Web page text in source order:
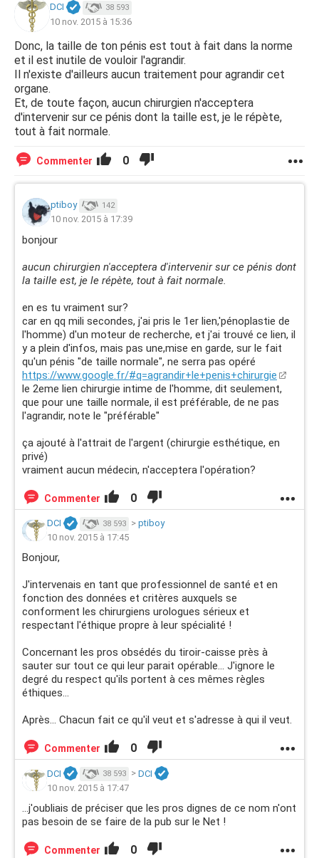
DCI 38 593
10 nov. 2015 à 15:36
Donc, la taille de ton pénis est tout à fait dans la norme
et il est inutile de vouloir l'agrandir.
Il n'existe d'ailleurs aucun traitement pour agrandir cet
organe.
Et, de toute façon, aucun chirurgien n'acceptera
d'intervenir sur ce pénis dont la taille est, je le répète,
tout à fait normale.
Commenter 0
ptiboy 142
10 nov. 2015 à 17:39
bonjour
aucun chirurgien n'acceptera d'intervenir sur ce pénis dont
la taille est, je le répète, tout à fait normale.
en es tu vraiment sur?
car en qq mili secondes, j'ai pris le 1er lien,'pénoplastie de
l'homme) d'un moteur de recherche, et j'ai trouvé ce lien, il
y a plein d'infos, mais pas une,mise en garde, sur le fait
qu'un pénis "de taille normale", ne serra pas opéré
https://www.google.fr/#q=agrandir+le+penis+chirurgie
le 2eme lien chirurgie intime de l'homme, dit seulement,
que pour une taille normale, il est préférable, de ne pas
l'agrandir, note le "préférable"
ça ajouté à l'attrait de l'argent (chirurgie esthétique, en
privé)
vraiment aucun médecin, n'acceptera l'opération?
Commenter 0
DCI 38 593 > ptiboy
10 nov. 2015 à 17:45
Bonjour,
J'intervenais en tant que professionnel de santé et en
fonction des données et critères auxquels se
conforment les chirurgiens urologues sérieux et
respectant l'éthique propre à leur spécialité !
Concernant les pros obsédés du tiroir-caisse près à
sauter sur tout ce qui leur parait opérable... J'ignore le
degré du respect qu'ils portent à ces mêmes règles
éthiques...
Après... Chacun fait ce qu'il veut et s'adresse à qui il veut.
Commenter 0
DCI 38 593 > DCI
10 nov. 2015 à 17:47
...j'oubliais de préciser que les pros dignes de ce nom n'ont
pas besoin de se faire de la pub sur le Net !
Commenter 0